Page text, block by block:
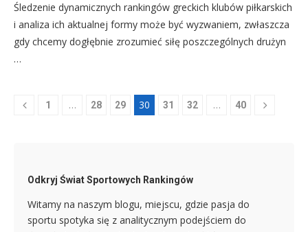
Śledzenie dynamicznych rankingów greckich klubów piłkarskich
i analiza ich aktualnej formy może być wyzwaniem, zwłaszcza
gdy chcemy dogłębnie zrozumieć siłę poszczególnych drużyn
…
1 … 28 29 30 31 32 … 40
Odkryj Świat Sportowych Rankingów
Witamy na naszym blogu, miejscu, gdzie pasja do
sportu spotyka się z analitycznym podejściem do